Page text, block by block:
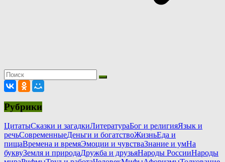
Рубрики
ЦитатыСказки и загадкиЛитератураБог и религияЯзык и
речьСовременныеДеньги и богатствоЖизньЕда и
пищаВремена и времяЭмоции и чувстваЗнание и умНа
буквуЗемля и природаДружба и друзьяНароды РоссииНароды